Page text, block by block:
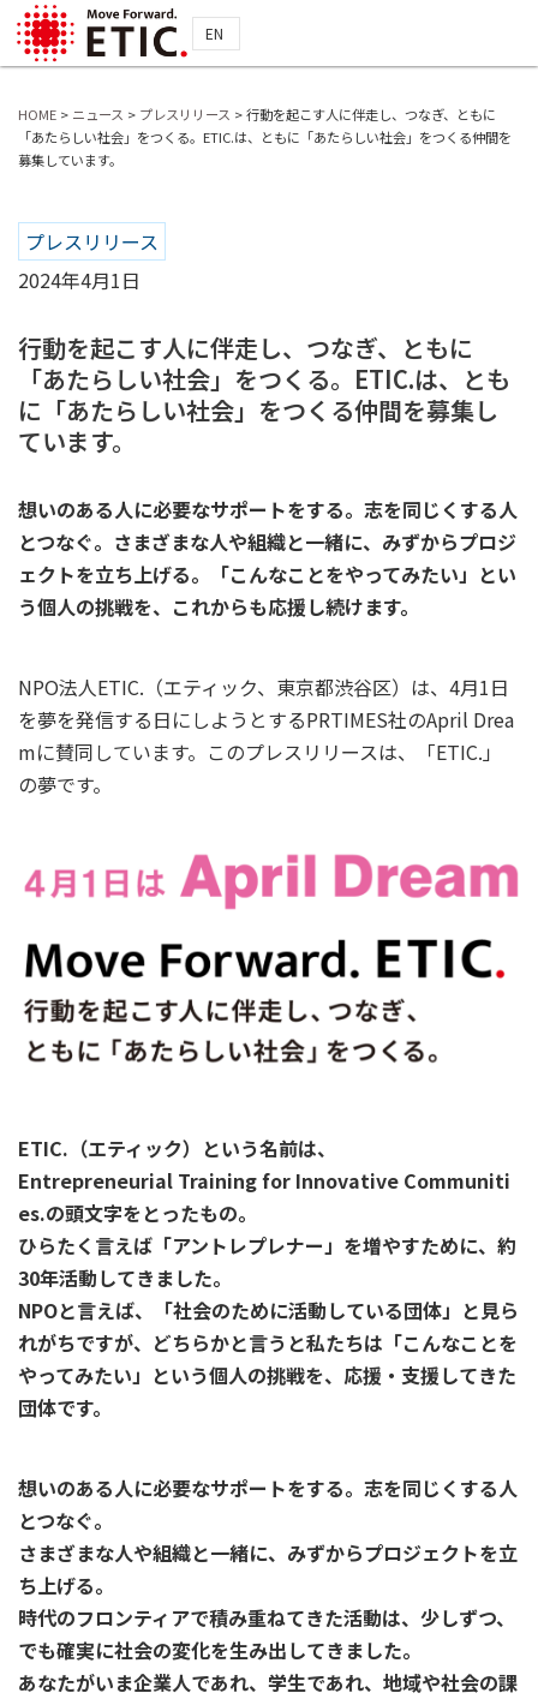
EN
HOME > ニュース > プレスリリース >行動を起こす人に伴走し、つなぎ、ともに
「あたらしい社会」をつくる。ETIC.は、ともに「あたらしい社会」をつくる仲間を
募集しています。
プレスリリース
2024年4月1日
行動を起こす人に伴走し、つなぎ、ともに
「あたらしい社会」をつくる。ETIC.は、とも
に「あたらしい社会」をつくる仲間を募集し
ています。
想いのある人に必要なサポートをする。志を同じくする人
とつなぐ。さまざまな人や組織と一緒に、みずからプロジ
ェクトを立ち上げる。「こんなことをやってみたい」とい
う個人の挑戦を、これからも応援し続けます。
NPO法人ETIC.（エティック、東京都渋谷区）は、4月1日
を夢を発信する日にしようとするPRTIMES社のApril Drea
mに賛同しています。このプレスリリースは、「ETIC.」
の夢です。
ETIC.（エティック）という名前は、
Entrepreneurial Training for Innovative Communiti
es.の頭文字をとったもの。
ひらたく言えば「アントレプレナー」を増やすために、約
30年活動してきました。
NPOと言えば、「社会のために活動している団体」と見ら
れがちですが、どちらかと言うと私たちは「こんなことを
やってみたい」という個人の挑戦を、応援・支援してきた
団体です。
想いのある人に必要なサポートをする。志を同じくする人
とつなぐ。
さまざまな人や組織と一緒に、みずからプロジェクトを立
ち上げる。
時代のフロンティアで積み重ねてきた活動は、少しずつ、
でも確実に社会の変化を生み出してきました。
あなたがいま企業人であれ、学生であれ、地域や社会の課